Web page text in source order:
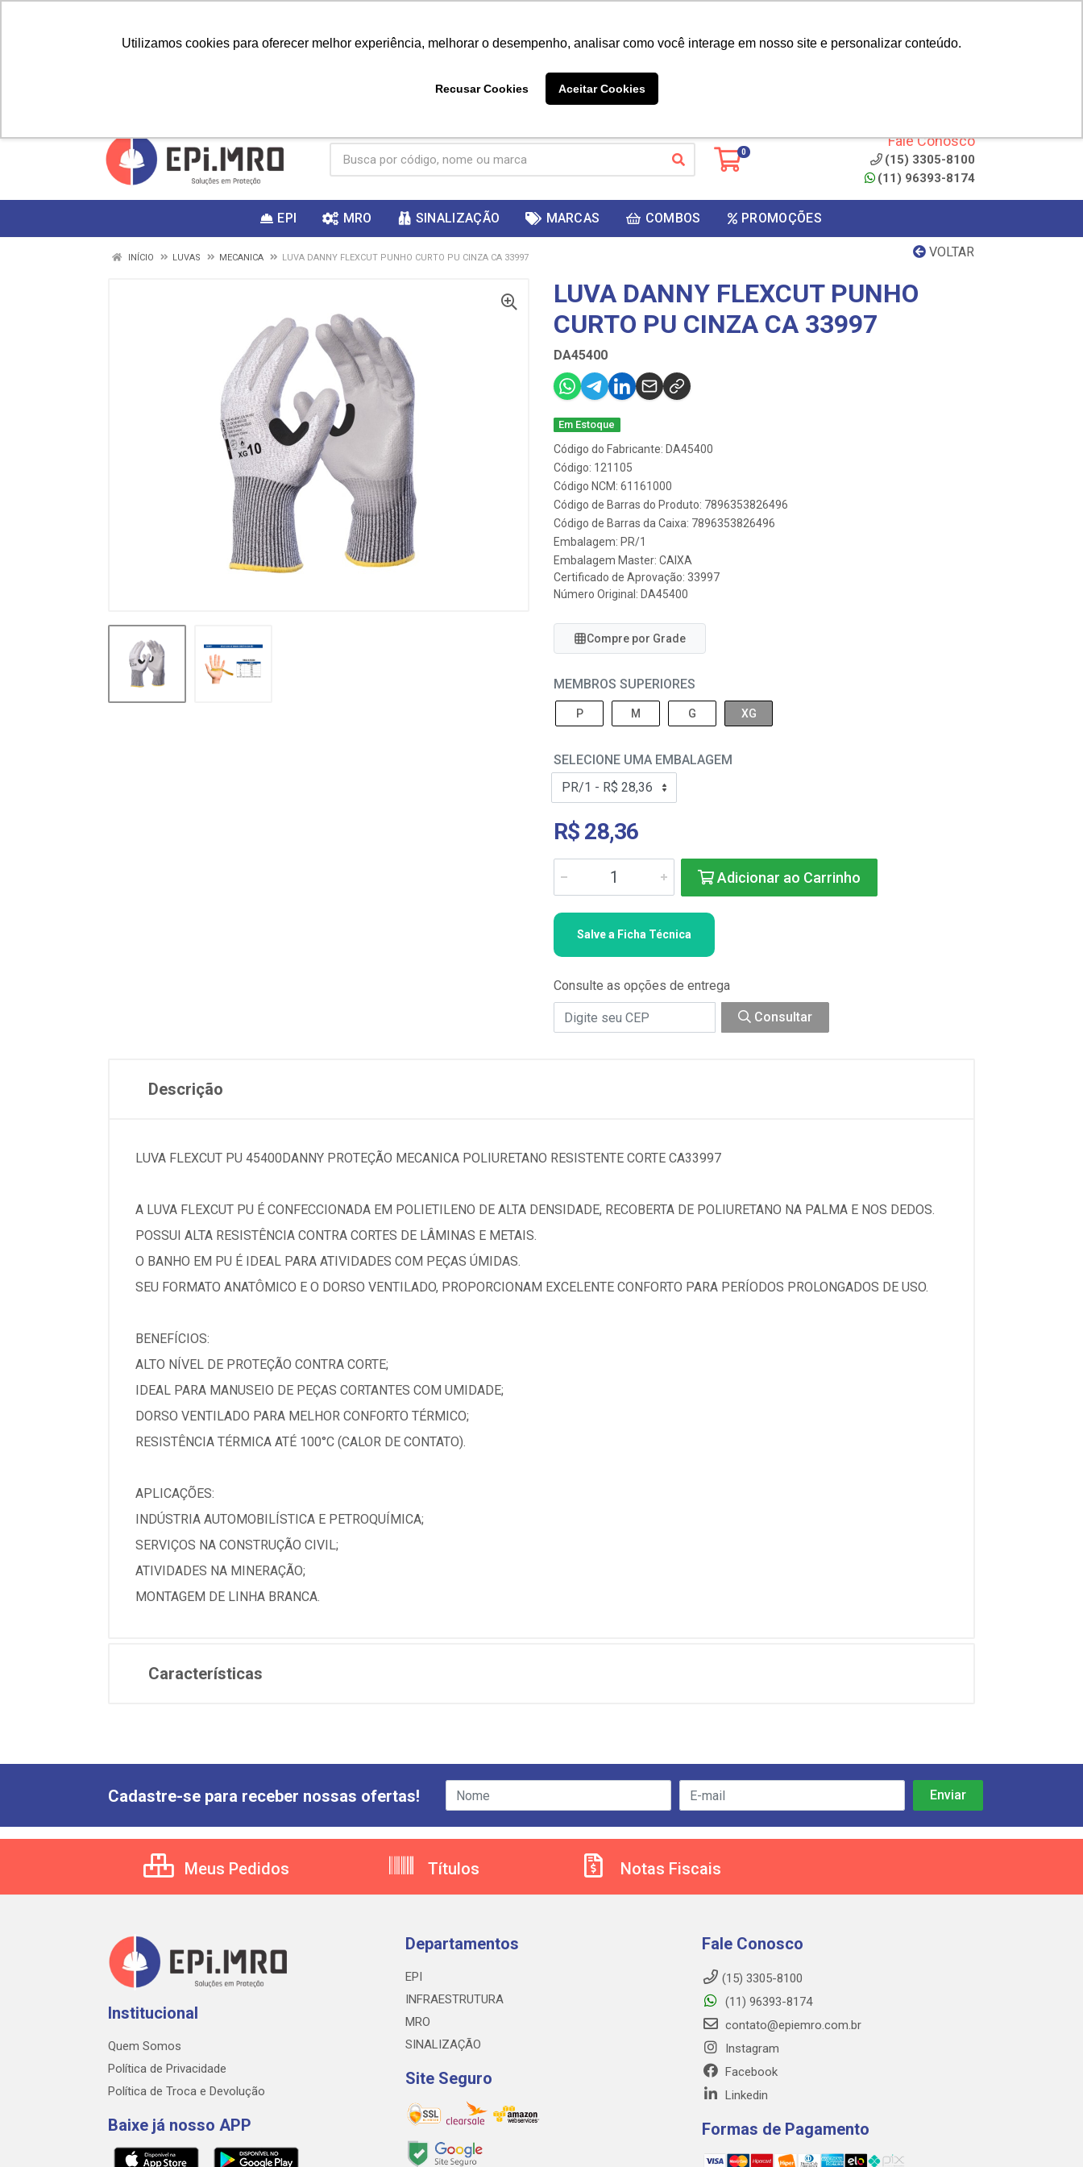
Utilizamos cookies para oferecer melhor experiência, melhorar o desempenho, analisar como você interage em nosso site e personalizar conteúdo.
Recusar Cookies Aceitar Cookies
ganhar
0
Fale Conosco
(15) 3305-8100
(11) 96393-8174
EPI MRO SINALIZAÇÃO MARCAS COMBOS PROMOÇÕES
VOLTAR
INÍCIO LUVAS MECANICA LUVA DANNY FLEXCUT PUNHO CURTO PU CINZA CA 33997
LUVA DANNY FLEXCUT PUNHO
CURTO PU CINZA CA 33997
DA45400
Em Estoque
Código do Fabricante: DA45400
Código: 121105
Código NCM: 61161000
Código de Barras do Produto: 7896353826496
Código de Barras da Caixa: 7896353826496
Embalagem: PR/1
Embalagem Master: CAIXA
Certificado de Aprovação: 33997
Número Original: DA45400
Compre por Grade
MEMBROS SUPERIORES
P M G XG
SELECIONE UMA EMBALAGEM
R$ 28,36
Adicionar ao Carrinho
Salve a Ficha Técnica
Consulte as opções de entrega
Consultar
Descrição
LUVA FLEXCUT PU 45400DANNY PROTEÇÃO MECANICA POLIURETANO RESISTENTE CORTE CA33997
A LUVA FLEXCUT PU É CONFECCIONADA EM POLIETILENO DE ALTA DENSIDADE, RECOBERTA DE POLIURETANO NA PALMA E NOS DEDOS.
POSSUI ALTA RESISTÊNCIA CONTRA CORTES DE LÂMINAS E METAIS.
O BANHO EM PU É IDEAL PARA ATIVIDADES COM PEÇAS ÚMIDAS.
SEU FORMATO ANATÔMICO E O DORSO VENTILADO, PROPORCIONAM EXCELENTE CONFORTO PARA PERÍODOS PROLONGADOS DE USO.
BENEFÍCIOS:
ALTO NÍVEL DE PROTEÇÃO CONTRA CORTE;
IDEAL PARA MANUSEIO DE PEÇAS CORTANTES COM UMIDADE;
DORSO VENTILADO PARA MELHOR CONFORTO TÉRMICO;
RESISTÊNCIA TÉRMICA ATÉ 100°C (CALOR DE CONTATO).
APLICAÇÕES:
INDÚSTRIA AUTOMOBILÍSTICA E PETROQUÍMICA;
SERVIÇOS NA CONSTRUÇÃO CIVIL;
ATIVIDADES NA MINERAÇÃO;
MONTAGEM DE LINHA BRANCA.
Características
Cadastre-se para receber nossas ofertas!
Meus Pedidos Títulos Notas Fiscais
Institucional
Quem Somos
Política de Privacidade
Política de Troca e Devolução
Baixe já nosso APP
Departamentos
EPI
INFRAESTRUTURA
MRO
SINALIZAÇÃO
Site Seguro
Fale Conosco
(15) 3305-8100
(11) 96393-8174
contato@epiemro.com.br
Instagram
Facebook
Linkedin
Formas de Pagamento